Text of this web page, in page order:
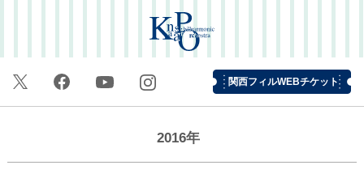
関西フィルWEBチケット
2016年